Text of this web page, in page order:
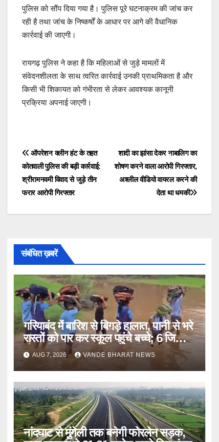
पुलिस को सौंप दिया गया है। पुलिस पूरे घटनाक्रम की जांच कर
रही है तथा जांच के निष्कर्षों के आधार पर आगे की वैधानिक
कार्रवाई की जाएगी।
रायगढ़ पुलिस ने कहा है कि महिलाओं से जुड़े मामलों में
संवेदनशीलता के साथ त्वरित कार्रवाई उनकी प्राथमिकता है और
किसी भी शिकायत को गंभीरता से लेकर आवश्यक कानूनी
प्रक्रिया अपनाई जाएगी।
Post
navigation
शादी का झांसा देकर नाबालिग का
शोषण करने वाला आरोपी गिरफ्तार,
अश्लील वीडियो वायरल करने की
देता था धमकी
ऑपरेशन क्लीन हंट के तहत
कोतवाली पुलिस की बड़ी कार्रवाई:
श्रीरामनवमी विवाद से जुड़े तीन
फरार आरोपी गिरफ्तार
संबंधित ख़बरें
गरियाबंद में बारिश से बिगड़े हालात, पानी से भरे
रास्तों को पार कर स्कूल पहुंचे बच्चे; 6 जिलों में
मौसम विभाग का अलर्ट
AUG 7, 2026 VANDE BHARAT NEWS
नांदघाट से मुंगेली तक बनेगी फोरलेन सड़क,